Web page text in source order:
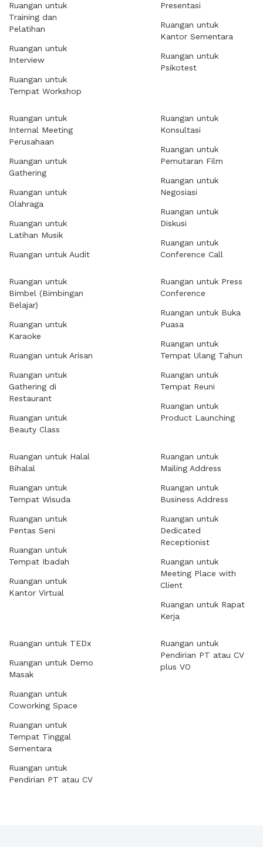
Ruangan untuk
Training dan
Pelatihan
Ruangan untuk
Interview
Ruangan untuk
Tempat Workshop
Presentasi
Ruangan untuk
Kantor Sementara
Ruangan untuk
Psikotest
Ruangan untuk
Internal Meeting
Perusahaan
Ruangan untuk
Gathering
Ruangan untuk
Olahraga
Ruangan untuk
Latihan Musik
Ruangan untuk Audit
Ruangan untuk
Konsultasi
Ruangan untuk
Pemutaran Film
Ruangan untuk
Negosiasi
Ruangan untuk
Diskusi
Ruangan untuk
Conference Call
Ruangan untuk
Bimbel (Bimbingan
Belajar)
Ruangan untuk
Karaoke
Ruangan untuk Arisan
Ruangan untuk
Gathering di
Restaurant
Ruangan untuk
Beauty Class
Ruangan untuk Press
Conference
Ruangan untuk Buka
Puasa
Ruangan untuk
Tempat Ulang Tahun
Ruangan untuk
Tempat Reuni
Ruangan untuk
Product Launching
Ruangan untuk Halal
Bihalal
Ruangan untuk
Tempat Wisuda
Ruangan untuk
Pentas Seni
Ruangan untuk
Tempat Ibadah
Ruangan untuk
Kantor Virtual
Ruangan untuk
Mailing Address
Ruangan untuk
Business Address
Ruangan untuk
Dedicated
Receptionist
Ruangan untuk
Meeting Place with
Client
Ruangan untuk Rapat
Kerja
Ruangan untuk TEDx
Ruangan untuk Demo
Masak
Ruangan untuk
Coworking Space
Ruangan untuk
Tempat Tinggal
Sementara
Ruangan untuk
Pendirian PT atau CV
Ruangan untuk
Pendirian PT atau CV
plus VO